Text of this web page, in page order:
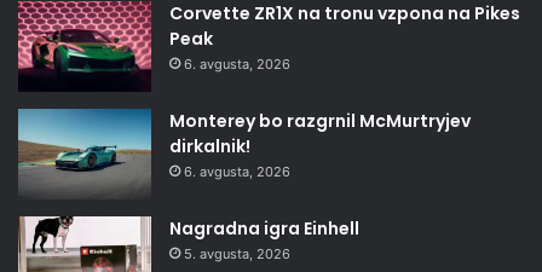
Corvette ZR1X na tronu vzpona na Pikes
Peak
6. avgusta, 2026
Monterey bo razgrnil McMurtryjev
dirkalnik!
6. avgusta, 2026
Nagradna igra Einhell
5. avgusta, 2026